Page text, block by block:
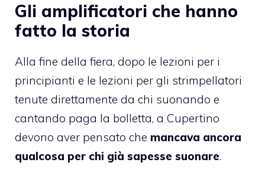
Gli amplificatori che hanno
fatto la storia
Alla fine della fiera, dopo le lezioni per i
principianti e le lezioni per gli strimpellatori
tenute direttamente da chi suonando e
cantando paga la bolletta, a Cupertino
devono aver pensato che mancava ancora
qualcosa per chi già sapesse suonare.